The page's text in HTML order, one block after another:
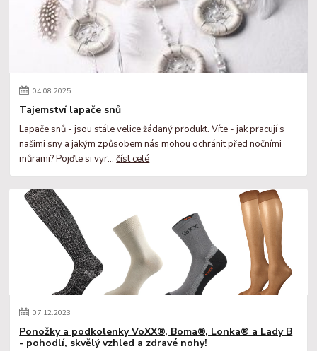
04.08.2025
Tajemství lapače snů
Lapače snů - jsou stále velice žádaný produkt. Víte - jak pracují s
našimi sny a jakým způsobem nás mohou ochránit před nočními
můrami? Pojďte si vyr...číst celé
07.12.2023
Ponožky a podkolenky VoXX®, Boma®, Lonka® a Lady B
- pohodlí, skvělý vzhled a zdravé nohy!